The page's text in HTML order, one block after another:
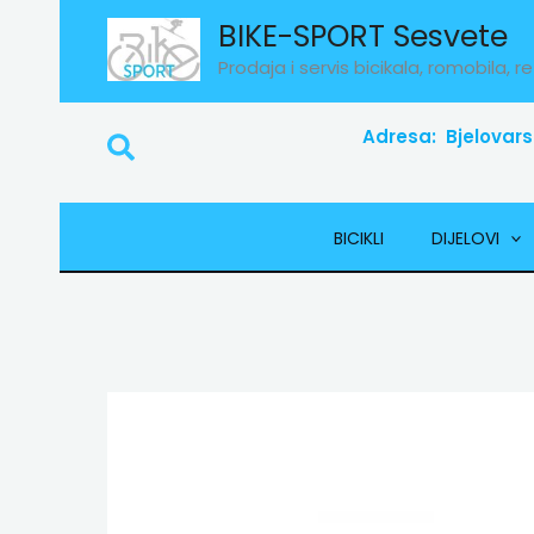
content
BIKE-SPORT Sesvete
Prodaja i servis bicikala, romobila,
Search Adresa:
BICIKLI DIJELOVI